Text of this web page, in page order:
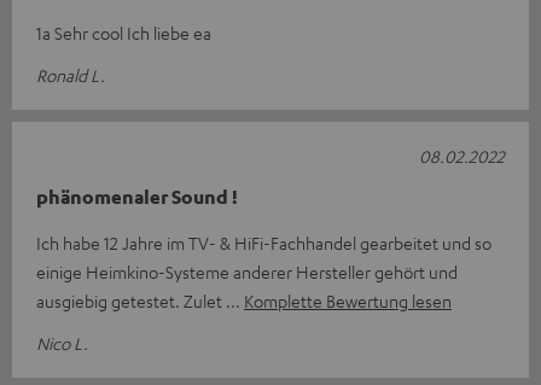
1a Sehr cool Ich liebe ea
Ronald L.
phänomenaler Sound !
Ich habe 12 Jahre im TV- & HiFi-Fachhandel gearbeitet und so
einige Heimkino-Systeme anderer Hersteller gehört und
ausgiebig getestet. Zulet
Komplette Bewertung lesen
Nico L.
08.02.2022